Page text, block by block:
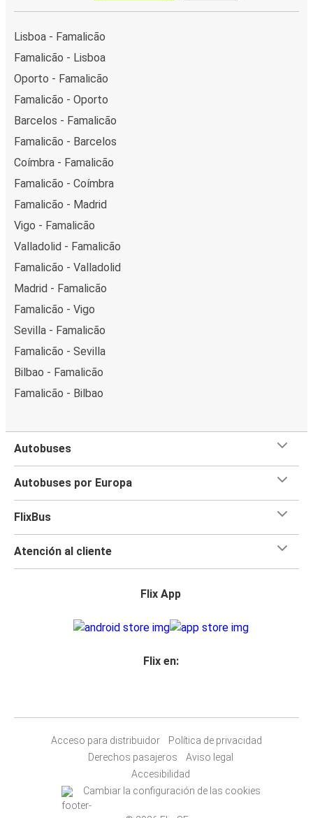
Lisboa - Famalicão
Famalicão - Lisboa
Oporto - Famalicão
Famalicão - Oporto
Barcelos - Famalicão
Famalicão - Barcelos
Coímbra - Famalicão
Famalicão - Coímbra
Famalicão - Madrid
Vigo - Famalicão
Valladolid - Famalicão
Famalicão - Valladolid
Madrid - Famalicão
Famalicão - Vigo
Sevilla - Famalicão
Famalicão - Sevilla
Bilbao - Famalicão
Famalicão - Bilbao
Autobuses
Autobuses por Europa
FlixBus
Atención al cliente
Flix App
Flix en:
Acceso para distribuidor
Política de privacidad
Derechos pasajeros
Aviso legal
Accesibilidad
Cambiar la configuración de las cookies